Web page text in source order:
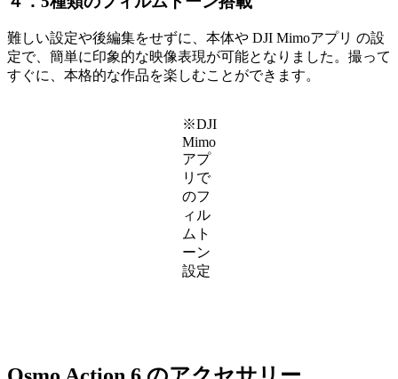
難しい設定や後編集をせずに、本体や DJI Mimoアプリ の設
定で、簡単に印象的な映像表現が可能となりました。撮って
すぐに、本格的な作品を楽しむことができます。
※DJI
Mimo
アプ
リで
のフ
ィル
ムト
ーン
設定